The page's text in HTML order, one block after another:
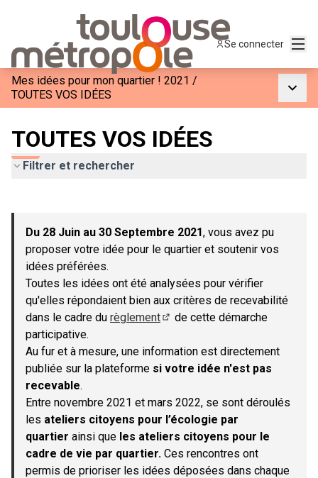
Se connecter
Mes idées pour mon quartier ! 2021 /
TOUTES VOS IDÉES
TOUTES VOS IDÉES
Filtrer et rechercher
−
Du 28 Juin au 30 Septembre 2021, vous avez pu
proposer votre idée pour le quartier et soutenir vos
idées préférées.
Toutes les idées ont été analysées pour vérifier
qu'elles répondaient bien aux critères de recevabilité
dans le cadre du règlement
de cette démarche
participative.
Au fur et à mesure, une information est directement
publiée sur la plateforme si votre idée n'est pas
recevable.
Entre novembre 2021 et mars 2022, se sont déroulés
les ateliers citoyens pour l’écologie par
quartier ainsi que les ateliers citoyens pour le
cadre de vie par quartier. Ces rencontres ont
permis de prioriser les idées déposées dans chaque